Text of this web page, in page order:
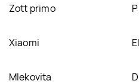
Zott primo
Xiaomi
Mlekovita